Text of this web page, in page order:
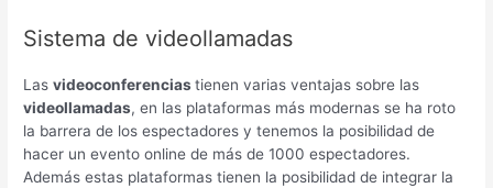
Sistema de videollamadas
Lasvideoconferenciastienen varias ventajas sobre las
videollamadas, en las plataformas más modernas se ha roto
la barrera de los espectadores y tenemos la posibilidad de
hacer un evento online de más de 1000 espectadores.
Además estas plataformas tienen la posibilidad de integrar la